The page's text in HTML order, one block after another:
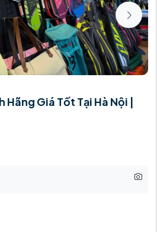
Giá Tốt Tại Hà Nội |